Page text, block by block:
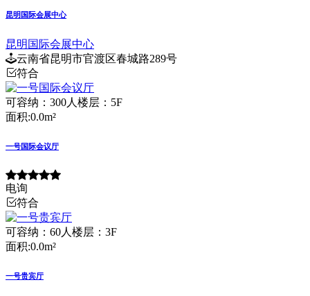
昆明国际会展中心
昆明国际会展中心
云南省昆明市官渡区春城路289号
符合
可容纳：300人 楼层：5F
面积:0.0m²
一号国际会议厅
电询
符合
可容纳：60人 楼层：3F
面积:0.0m²
一号贵宾厅